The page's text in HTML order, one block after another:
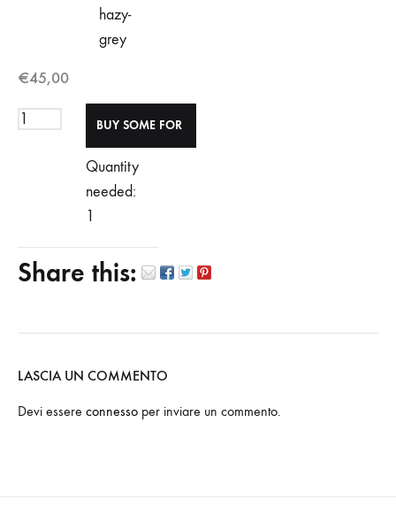
hazy-
grey
€45,00
Quantity
needed:
1
Share this:
LASCIA UN COMMENTO
Devi essere connesso per inviare un commento.